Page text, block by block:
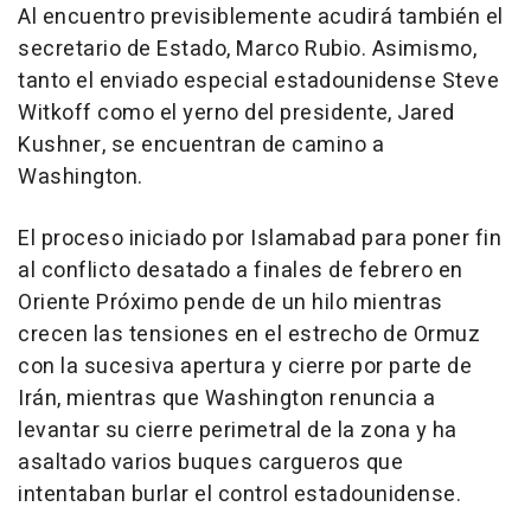
Al encuentro previsiblemente acudirá también el
secretario de Estado, Marco Rubio. Asimismo,
tanto el enviado especial estadounidense Steve
Witkoff como el yerno del presidente, Jared
Kushner, se encuentran de camino a
Washington.
El proceso iniciado por Islamabad para poner fin
al conflicto desatado a finales de febrero en
Oriente Próximo pende de un hilo mientras
crecen las tensiones en el estrecho de Ormuz
con la sucesiva apertura y cierre por parte de
Irán, mientras que Washington renuncia a
levantar su cierre perimetral de la zona y ha
asaltado varios buques cargueros que
intentaban burlar el control estadounidense.